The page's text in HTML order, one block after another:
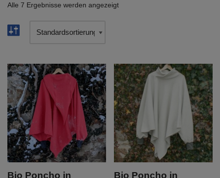
Alle 7 Ergebnisse werden angezeigt
Bio Poncho in
Bio Poncho in